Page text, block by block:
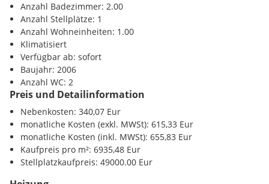
Anzahl Badezimmer: 2.00
Anzahl Stellplätze: 1
Anzahl Wohneinheiten: 1.00
Klimatisiert
Verfügbar ab: sofort
Baujahr: 2006
Anzahl WC: 2
Preis und Detailinformation
Nebenkosten: 340,07 Eur
monatliche Kosten (exkl. MWSt): 615,33 Eur
monatliche Kosten (inkl. MWSt): 655,83 Eur
Kaufpreis pro m²: 6935,48 Eur
Stellplatzkaufpreis: 49000.00 Eur